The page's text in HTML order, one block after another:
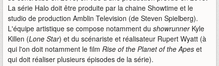
La série Halo doit être produite par la chaine Showtime et le
studio de production Amblin Television (de Steven Spielberg).
L'équipe artistique se compose notamment du showrunnerKyle
Killen (Lone Star) et du scénariste et réalisateur Rupert Wyatt (à
qui l'on doit notamment le film Rise of the Planet of the Apes et
qui doit réaliser plusieurs épisodes de la série).